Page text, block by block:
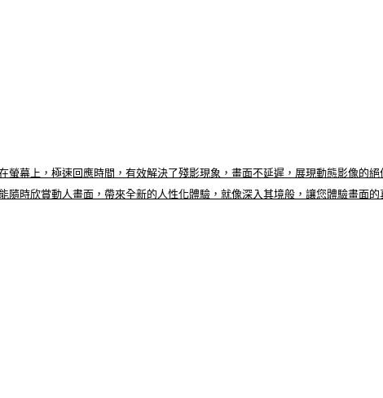
幕上，極速回應時間，有效解決了殘影現象，畫面不延遲，展現動態影像的
時欣賞動人畫面，帶來全新的人性化體驗，就像深入其境般，讓您體驗畫面的